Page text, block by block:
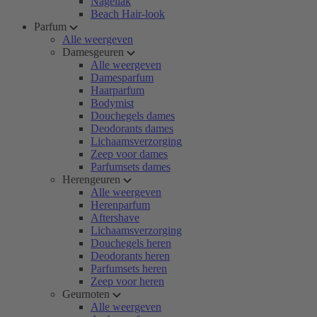
Beach Hair-look
Parfum
Alle weergeven
Damesgeuren
Alle weergeven
Damesparfum
Haarparfum
Bodymist
Douchegels dames
Deodorants dames
Lichaamsverzorging
Zeep voor dames
Parfumsets dames
Herengeuren
Alle weergeven
Herenparfum
Aftershave
Lichaamsverzorging
Douchegels heren
Deodorants heren
Parfumsets heren
Zeep voor heren
Geurnoten
Alle weergeven